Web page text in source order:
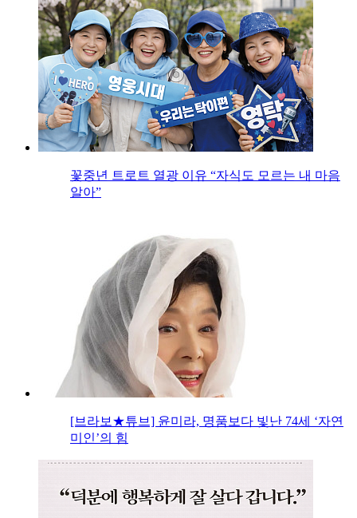
꽃중년 트로트 열광 이유 “자식도 모르는 내 마음
알아”
[브라보★튜브] 윤미라, 명품보다 빛난 74세 ‘자연
미인’의 힘